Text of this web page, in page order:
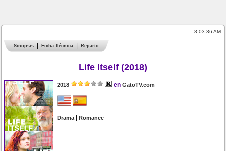
8:03:36 AM
Sinopsis Ficha Técnica Reparto
Life Itself (2018)
2018 en GatoTV.com
Drama|Romance